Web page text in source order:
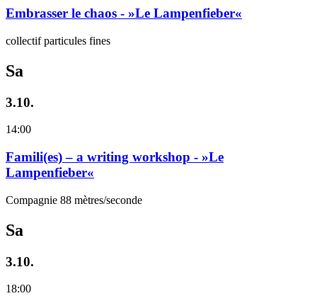
Embrasser le chaos - »Le Lampenfieber«
collectif particules fines
Sa
3.10.
14:00
Famili(es) – a writing workshop - »Le
Lampenfieber«
Compagnie 88 mètres/seconde
Sa
3.10.
18:00